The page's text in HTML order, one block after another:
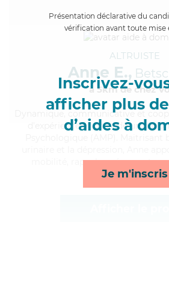
Présentation déclarative du
vérification avant toute mise
Inscrivez-
afficher plus
d’aides à
Je m'inscris
ALTRUISTE
Anne E.,
à 5km de chez
, communicative et
d'expérience et possède un
mobilité, rappels, ménage et